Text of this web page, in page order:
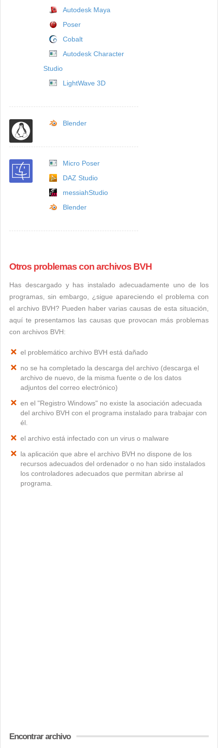
Autodesk Maya
Poser
Cobalt
Autodesk Character
Studio
LightWave 3D
Blender
Micro Poser
DAZ Studio
messiahStudio
Blender
Otros problemas con archivos BVH
Has descargado y has instalado adecuadamente uno de los
programas, sin embargo, ¿sigue apareciendo el problema con
el archivo BVH? Pueden haber varias causas de esta situación,
aquí te presentamos las causas que provocan más problemas
con archivos BVH:
el problemático archivo BVH está dañado
no se ha completado la descarga del archivo (descarga el
archivo de nuevo, de la misma fuente o de los datos
adjuntos del correo electrónico)
en el "Registro Windows" no existe la asociación adecuada
del archivo BVH con el programa instalado para trabajar con
él.
el archivo está infectado con un virus o malware
la aplicación que abre el archivo BVH no dispone de los
recursos adecuados del ordenador o no han sido instalados
los controladores adecuados que permitan abrirse al
programa.
Encontrar archivo